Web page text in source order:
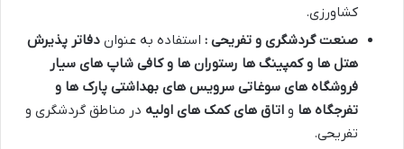
کشاورزی.
صنعت گردشگری و تفریحی : استفاده به عنوان دفاتر پذیرش
هتل ها و کمپینگ ها رستوران ها و کافی شاپ های سیار
فروشگاه های سوغاتی سرویس های بهداشتی پارک ها و
تفرجگاه ها و اتاق های کمک های اولیه در مناطق گردشگری و
تفریحی.